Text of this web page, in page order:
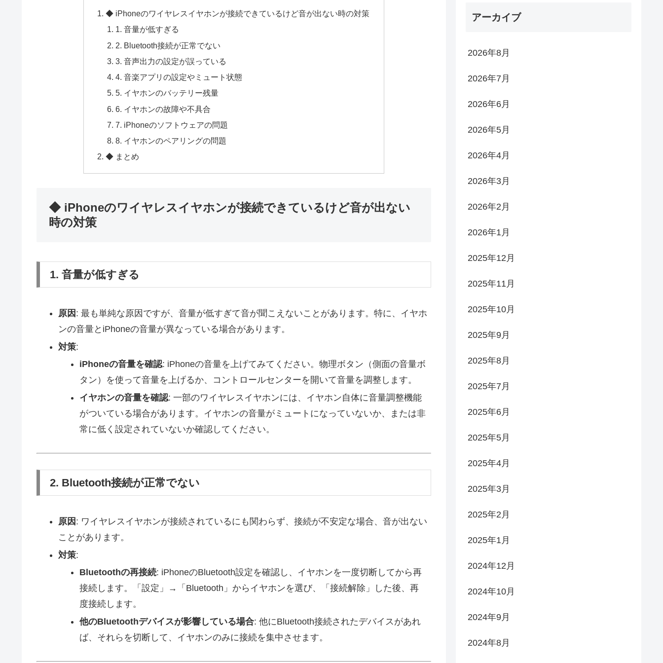
◆ iPhoneのワイヤレスイヤホンが接続できているけど音が出ない時の対策
1. 音量が低すぎる
2. Bluetooth接続が正常でない
3. 音声出力の設定が誤っている
4. 音楽アプリの設定やミュート状態
5. イヤホンのバッテリー残量
6. イヤホンの故障や不具合
7. iPhoneのソフトウェアの問題
8. イヤホンのペアリングの問題
◆ まとめ
◆ iPhoneのワイヤレスイヤホンが接続できているけど音が出ない
時の対策
1. 音量が低すぎる
原因 : 最も単純な原因ですが、音量が低すぎて音が聞こえないことがあります。特に、イヤホ
ンの音量とiPhoneの音量が異なっている場合があります。
対策:
iPhoneの音量を確認: iPhoneの音量を上げてみてください。物理ボタン（側面の音量ボ
タン）を使って音量を上げるか、コントロールセンターを開いて音量を調整します。
イヤホンの音量を確認: 一部のワイヤレスイヤホンには、イヤホン自体に音量調整機能
がついている場合があります。イヤホンの音量がミュートになっていないか、または非
常に低く設定されていないか確認してください。
2. Bluetooth接続が正常でない
原因 : ワイヤレスイヤホンが接続されているにも関わらず、接続が不安定な場合、音が出ない
ことがあります。
対策:
Bluetoothの再接続: iPhoneのBluetooth設定を確認し、イヤホンを一度切断してから再
接続します。「設定」→「Bluetooth」からイヤホンを選び、「接続解除」した後、再
度接続します。
他のBluetoothデバイスが影響している場合: 他にBluetooth接続されたデバイスがあれ
ば、それらを切断して、イヤホンのみに接続を集中させます。
アーカイブ
2026年8月
2026年7月
2026年6月
2026年5月
2026年4月
2026年3月
2026年2月
2026年1月
2025年12月
2025年11月
2025年10月
2025年9月
2025年8月
2025年7月
2025年6月
2025年5月
2025年4月
2025年3月
2025年2月
2025年1月
2024年12月
2024年10月
2024年9月
2024年8月